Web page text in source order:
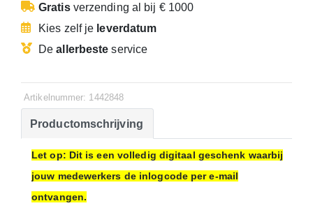
Gratisverzending al bij € 1000
Kies zelf je leverdatum
Deallerbeste service
Artikelnummer: 1442848
Productomschrijving
Let op: Dit is een volledig digitaal geschenk waarbij
jouw medewerkers de inlogcode per e-mail
ontvangen.